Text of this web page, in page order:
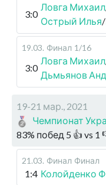
3:0
Ловга Михаил
Острый Илья/
19.03. Финал 1/16
3:0
Ловга Михаил
Дьмьянов
19-21 мар., 2021
Чемпионат
83% побед 5 👍 vs 1
21.03. Финал Финал
1:4 Колойденко